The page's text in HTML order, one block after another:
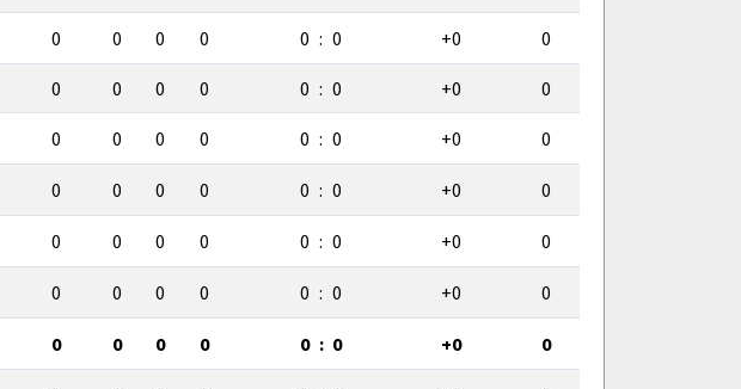
0 0 0 0 0 : 0 +0 0
0 0 0 0 0 : 0 +0 0
0 0 0 0 0 : 0 +0 0
0 0 0 0 0 : 0 +0 0
0 0 0 0 0 : 0 +0 0
0 0 0 0 0 : 0 +0 0
0 0 0 0 0 : 0 +0 0